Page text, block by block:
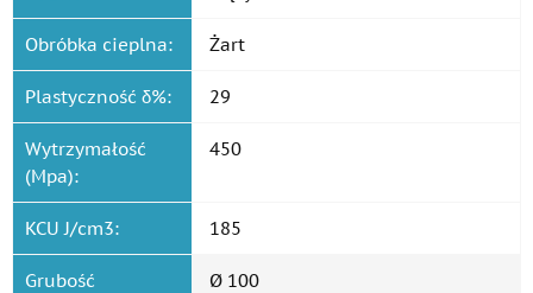
Obróbka cieplna: Żart
Plastyczność δ%: 29
Wytrzymałość
(Mpa):
450
KCU J/cm3: 185
Grubość
Ø 100